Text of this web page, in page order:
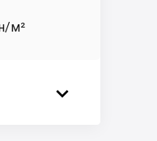
м²
